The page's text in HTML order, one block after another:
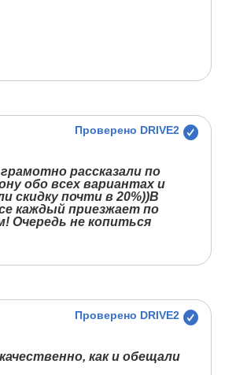
Проверено DRIVE2
рассказали по
обо всех вариантах и
скидку почти в 20%))В
каждый приезжает по
Очередь не копиться
Проверено DRIVE2
как и обещали